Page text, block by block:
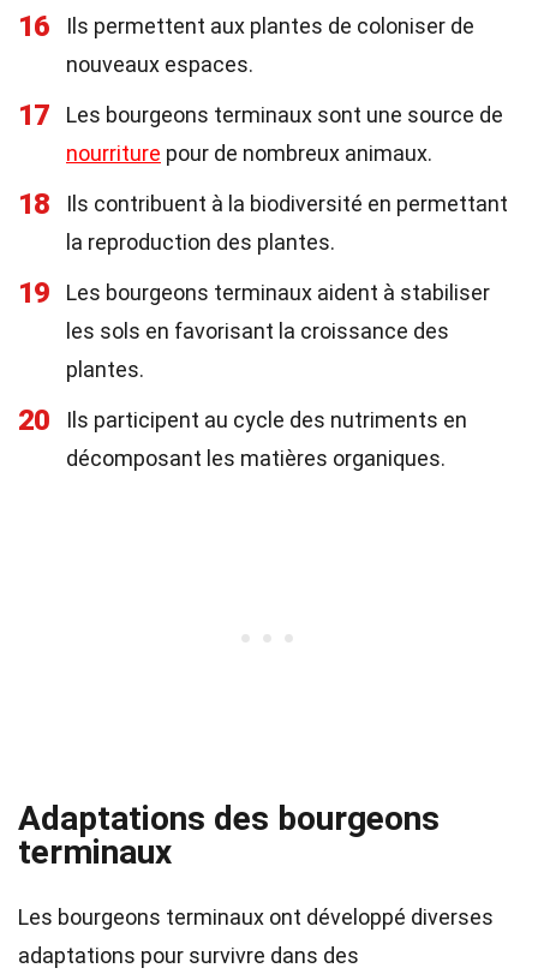
16
Ils permettent aux plantes de coloniser de
nouveaux espaces.
17
Les bourgeons terminaux sont une source de
nourriture pour de nombreux animaux.
18
Ils contribuent à la biodiversité en permettant
la reproduction des plantes.
19
Les bourgeons terminaux aident à stabiliser
les sols en favorisant la croissance des
plantes.
20
Ils participent au cycle des nutriments en
décomposant les matières organiques.
Adaptations des bourgeons
terminaux
Les bourgeons terminaux ont développé diverses
adaptations pour survivre dans des